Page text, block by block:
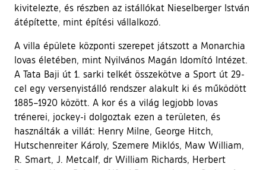
kivitelezte, és részben az istállókat Nieselberger István
átépítette, mint építési vállalkozó.
A villa épülete központi szerepet játszott a Monarchia
lovas életében, mint Nyilvános Magán Idomító Intézet.
A Tata Baji út 1. sarki telkét összekötve a Sport út 29-
cel egy versenyistálló rendszer alakult ki és működött
1885–1920 között. A kor és a világ legjobb lovas
trénerei, jockey-i dolgoztak ezen a területen, és
használták a villát: Henry Milne, George Hitch,
Hutschenreiter Károly, Szemere Miklós, Maw William,
R. Smart, J. Metcalf, dr William Richards, Herbert